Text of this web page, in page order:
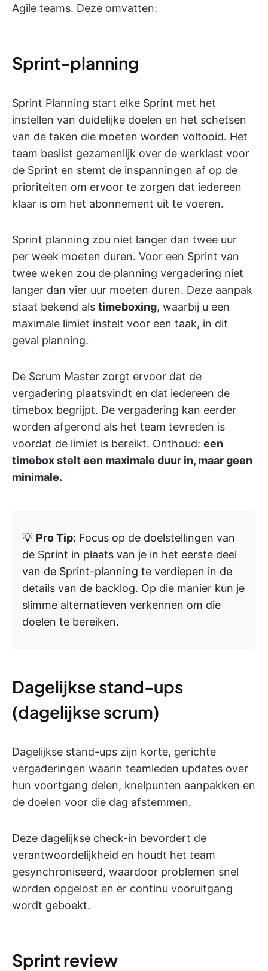
Agile teams. Deze omvatten:
Sprint-planning
Sprint Planning start elke Sprint met het
instellen van duidelijke doelen en het schetsen
van de taken die moeten worden voltooid. Het
team beslist gezamenlijk over de werklast voor
de Sprint en stemt de inspanningen af op de
prioriteiten om ervoor te zorgen dat iedereen
klaar is om het abonnement uit te voeren.
Sprint planning zou niet langer dan twee uur
per week moeten duren. Voor een Sprint van
twee weken zou de planning vergadering niet
langer dan vier uur moeten duren. Deze aanpak
staat bekend als timeboxing, waarbij u een
maximale limiet instelt voor een taak, in dit
geval planning.
De Scrum Master zorgt ervoor dat de
vergadering plaatsvindt en dat iedereen de
timebox begrijpt. De vergadering kan eerder
worden afgerond als het team tevreden is
voordat de limiet is bereikt. Onthoud: een
timebox stelt een maximale duur in, maar geen
minimale.
💡 Pro Tip: Focus op de doelstellingen van
de Sprint in plaats van je in het eerste deel
van de Sprint-planning te verdiepen in de
details van de backlog. Op die manier kun je
slimme alternatieven verkennen om die
doelen te bereiken.
Dagelijkse stand-ups
(dagelijkse scrum)
Dagelijkse stand-ups zijn korte, gerichte
vergaderingen waarin teamleden updates over
hun voortgang delen, knelpunten aanpakken en
de doelen voor die dag afstemmen.
Deze dagelijkse check-in bevordert de
verantwoordelijkheid en houdt het team
gesynchroniseerd, waardoor problemen snel
worden opgelost en er continu vooruitgang
wordt geboekt.
Sprint review